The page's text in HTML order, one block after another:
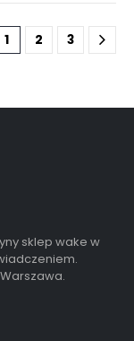
1 2 3
sklep wake w